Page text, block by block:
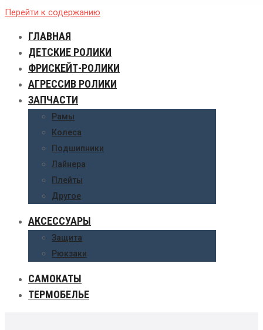
Перейти к содержанию
ГЛАВНАЯ
ДЕТСКИЕ РОЛИКИ
ФРИСКЕЙТ-РОЛИКИ
АГРЕССИВ РОЛИКИ
ЗАПЧАСТИ
Рамы
Колеса
Подшипники
Лайнера
Плейты
Другое
АКСЕССУАРЫ
Защита
Рюкзаки
САМОКАТЫ
ТЕРМОБЕЛЬЕ